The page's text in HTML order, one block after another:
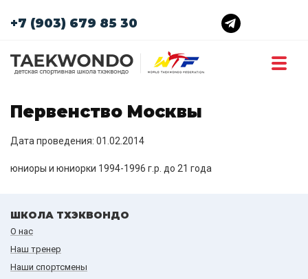
+7 (903) 679 85 30
Первенство Москвы
Дата проведения: 01.02.2014
юниоры и юниорки 1994-1996 г.р. до 21 года
ШКОЛА ТХЭКВОНДО
О нас
Наш тренер
Наши спортсмены